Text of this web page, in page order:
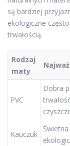
są bardziej
ekologiczne
trwałością.
Rodzaj
maty
PVC
Dobra
Kauczuk